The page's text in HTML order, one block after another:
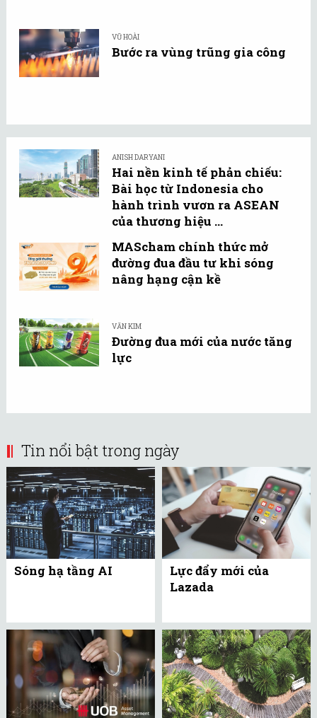
VŨ HOÀI
Bước ra vùng trũng gia công
ANISH DARYANI
Hai nền kinh tế phản chiếu:
Bài học từ Indonesia cho
hành trình vươn ra ASEAN
của thương hiệu ...
MAScham chính thức mở
đường đua đầu tư khi sóng
nâng hạng cận kề
VĂN KIM
Đường đua mới của nước tăng
lực
Tin nổi bật trong ngày
Sóng hạ tầng AI
Lực đẩy mới của
Lazada